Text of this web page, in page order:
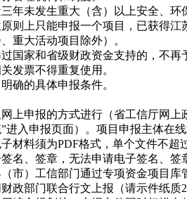
三年未发生重大（含）以上安全、
原则上只能申报一个项目，已获得
重大活动项目除外）。
过国家和省级财政资金支持的，不再
发票不得重复使用。
确的具体申报条件。
网上申报的方式进行（省工信厅网
进入申报页面）。项目申报主体在
子材料须为PDF格式，单个文件不超
签名、签章，无法申请电子签名、
（市）工信部门通过专项资金项目
政部门联合行文上报（请示件纸